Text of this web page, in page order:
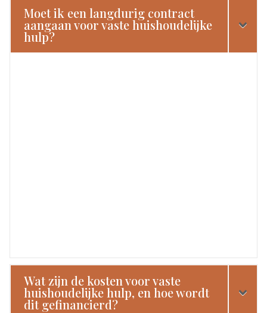
Moet ik een langdurig contract
aangaan voor vaste huishoudelijke
hulp?
Wat zijn de kosten voor vaste
huishoudelijke hulp, en hoe wordt
dit gefinancierd?